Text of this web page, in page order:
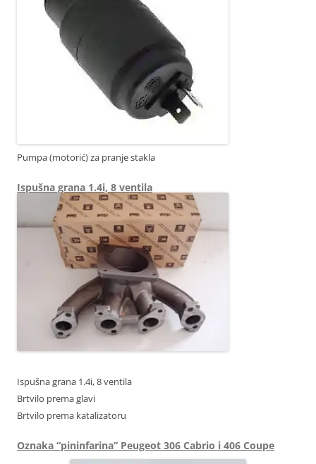
Pumpa (motorić) za pranje stakla
Ispušna grana 1.4i, 8 ventila
Ispušna grana 1.4i, 8 ventila
Brtvilo prema glavi
Brtvilo prema katalizatoru
Oznaka “pininfarina” Peugeot 306 Cabrio i 406 Coupe